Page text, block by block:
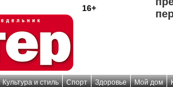
16+
Культура и стиль Спорт Здоровье Мой дом